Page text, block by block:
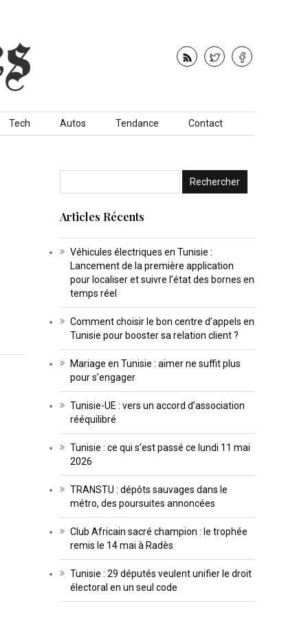
Tech Autos Tendance Contact
Articles Récents
Véhicules électriques en Tunisie :
Lancement de la première application
pour localiser et suivre l’état des bornes en
temps réel
Comment choisir le bon centre d’appels en
Tunisie pour booster sa relation client ?
Mariage en Tunisie : aimer ne suffit plus
pour s’engager
Tunisie-UE : vers un accord d’association
rééquilibré
Tunisie : ce qui s’est passé ce lundi 11 mai
2026
TRANSTU : dépôts sauvages dans le
métro, des poursuites annoncées
Club Africain sacré champion : le trophée
remis le 14 mai à Radès
Tunisie : 29 députés veulent unifier le droit
électoral en un seul code